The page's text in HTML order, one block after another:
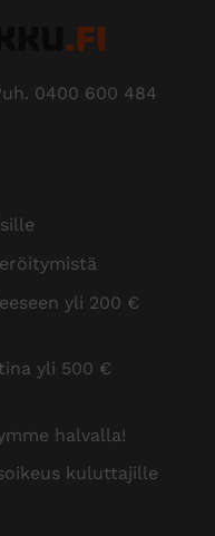
0400 600 484
yli 200 €
yli 500 €
halvalla!
kuluttajille